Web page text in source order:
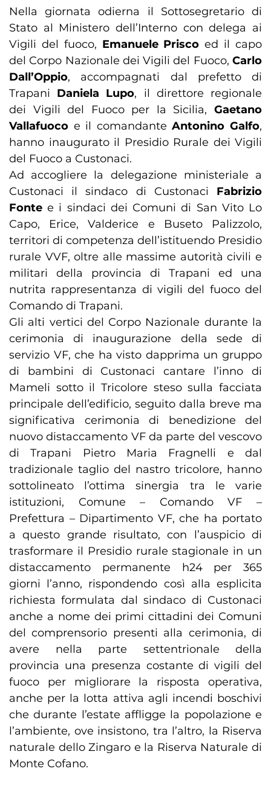
Nella giornata odierna il Sottosegretario di
Stato al Ministero dell’Interno con delega ai
Vigili del fuoco, Emanuele Priscoed il capo
del Corpo Nazionale dei Vigili del Fuoco, Carlo
Dall’Oppio, accompagnati dal prefetto di
Trapani Daniela Lupo, il direttore regionale
dei Vigili del Fuoco per la Sicilia, Gaetano
Vallafuoco e il comandanteAntonino Galfo,
hanno inaugurato il Presidio Rurale dei Vigili
del Fuoco a Custonaci.
Ad accogliere la delegazione ministeriale a
Custonaci il sindaco di Custonaci Fabrizio
Fontee i sindaci dei Comuni di San Vito Lo
Capo, Erice, Valderice e Buseto Palizzolo,
territori di competenza dell’istituendo Presidio
rurale VVF, oltre alle massime autorità civili e
militari della provincia di Trapani ed una
nutrita rappresentanza di vigili del fuoco del
Comando di Trapani.
Gli alti vertici del Corpo Nazionale durante la
cerimonia di inaugurazione della sede di
servizio VF, che ha visto dapprima un gruppo
di bambini di Custonaci cantare l’inno di
Mameli sotto il Tricolore steso sulla facciata
principale dell’edificio, seguito dalla breve ma
significativa cerimonia di benedizione del
nuovo distaccamento VF da parte del vescovo
di Trapani Pietro Maria Fragnelli e dal
tradizionale taglio del nastro tricolore, hanno
sottolineato l’ottima sinergia tra le varie
istituzioni, Comune – Comando VF –
Prefettura – Dipartimento VF, che ha portato
a questo grande risultato, con l’auspicio di
trasformare il Presidio rurale stagionale in un
distaccamento permanente h24 per 365
giorni l’anno, rispondendo così alla esplicita
richiesta formulata dal sindaco di Custonaci
anche a nome dei primi cittadini dei Comuni
del comprensorio presenti alla cerimonia, di
avere nella parte settentrionale della
provincia una presenza costante di vigili del
fuoco per migliorare la risposta operativa,
anche per la lotta attiva agli incendi boschivi
che durante l’estate affligge la popolazione e
l’ambiente, ove insistono, tra l’altro, la Riserva
naturale dello Zingaro e la Riserva Naturale di
Monte Cofano.